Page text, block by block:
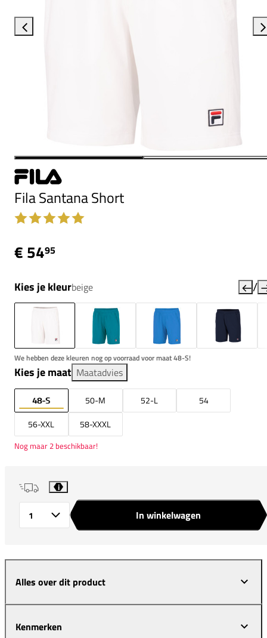
Fila Santana Short
€ 5495
Kies je kleurbeige /
We hebben deze kleuren nog op voorraad voor maat 48-S!
Kies je maat Maatadvies
48-S 50-M 52-L
54
56-XXL
58-XXXL
Nog maar 2 beschikbaar!
i
In winkelwagen
Alles over dit product
Kenmerken